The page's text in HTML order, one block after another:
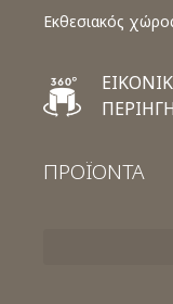
Εκθεσιακός
ΠΡΟΪΟΝΤΑ